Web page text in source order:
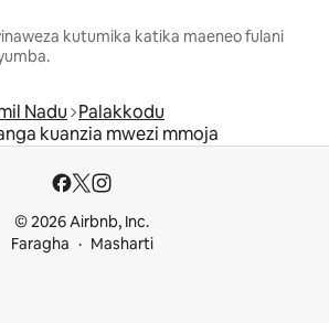
kutumika katika maeneo fulani
Nadu Palakkodu
kuanzia mwezi mmoja
© 2026 Airbnb, Inc.
Faragha
Masharti